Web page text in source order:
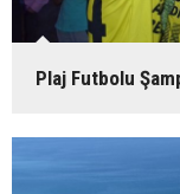
Plaj Futbolu